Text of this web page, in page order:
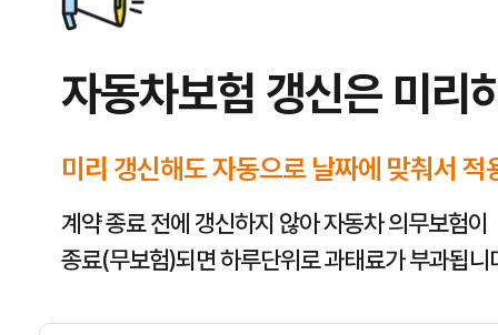
자동차보험 갱신은 미리
미리 갱신해도 자동으로 날짜에 맞춰서 적
계약 종료 전에 갱신하지 않아 자동차 의무보험이
종료(무보험)되면 하루단위로 과태료가 부과됩니